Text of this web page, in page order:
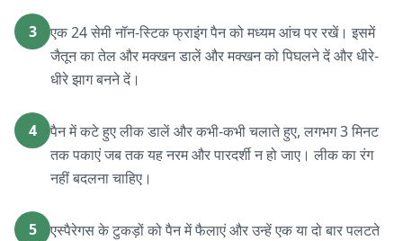
3
एक 24 सेमी नॉन-स्टिक फ्राइंग पैन को मध्यम आंच पर रखें। इसमें
जैतून का तेल और मक्खन डालें और मक्खन को पिघलने दें और धीरे-
धीरे झाग बनने दें।
4
पैन में कटे हुए लीक डालें और कभी-कभी चलाते हुए, लगभग 3 मिनट
तक पकाएं जब तक यह नरम और पारदर्शी न हो जाए। लीक का रंग
नहीं बदलना चाहिए।
5
एस्पैरेगस के टुकड़ों को पैन में फैलाएं और उन्हें एक या दो बार पलटते